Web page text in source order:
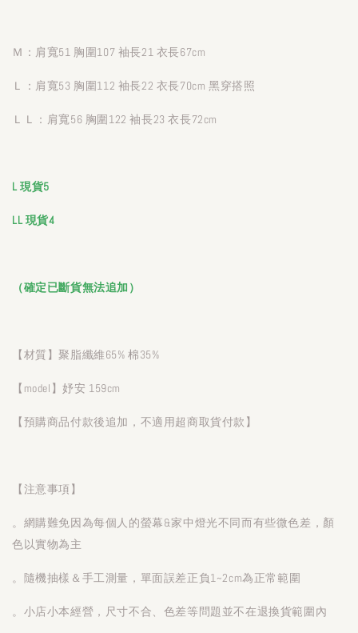
Ｍ：肩寬51 胸圍107 袖長21 衣長67cm
Ｌ：肩寬53 胸圍112 袖長22 衣長70cm 黑穿搭照
ＬＬ：肩寬56 胸圍122 袖長23 衣長72cm
L現貨5
LL 現貨4
（確定已斷貨無法追加）
【材質】聚脂纖維65% 棉35%
【model】妤安 159cm
【預購商品付款後追加，不適用超商取貨付款】
【注意事項】
。網購難免因為每個人的螢幕&家中燈光不同而有些微色差，顏
色以實物為主
。隨機抽樣＆手工測量，單面誤差正負1~2cm為正常範圍
。小店小本經營，尺寸不合、色差等問題並不在退換貨範圍內